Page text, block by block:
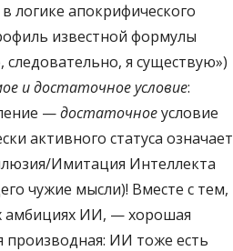
логике апокрифического
известной формулы
я существую»)
и достаточное условие:
—достаточноеусловие
активного статуса означает
Имитация Интеллекта
чужие мысли)! Вместе с тем,
амбициях ИИ, — хорошая
производная: ИИ тоже есть